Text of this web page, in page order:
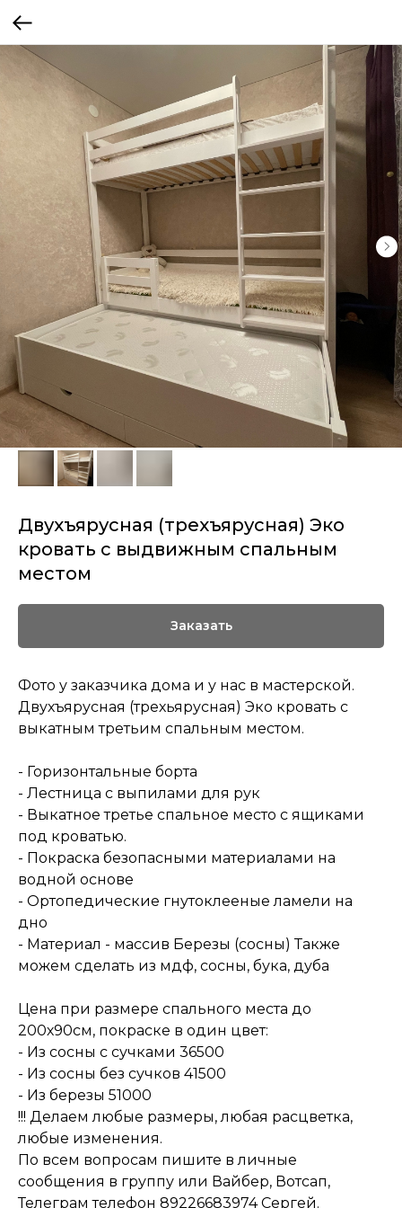
Двухъярусная (трехъярусная) Эко
кровать с выдвижным спальным
местом
Заказать
Фото у заказчика дома и у нас в мастерской.
Двухъярусная (трехьярусная) Эко кровать с
выкатным третьим спальным местом.
- Горизонтальные борта
- Лестница с выпилами для рук
- Выкатное третье спальное место с ящиками
под кроватью.
- Покраска безопасными материалами на
водной основе
- ️Ортопедические гнутоклееные ламели на
дно
- Материал - массив Березы (сосны) Также
можем сделать из мдф, сосны, бука, дуба
Цена при размере спального места до
200х90см, покраске в один цвет:
- Из сосны с сучками 36500
- Из сосны без сучков 41500
- Из березы 51000
!!! Делаем любые размеры, любая расцветка,
любые изменения.
По всем вопросам пишите в личные
сообщения в группу или Вайбер, Вотсап,
Телеграм телефон 89226683974 Сергей.